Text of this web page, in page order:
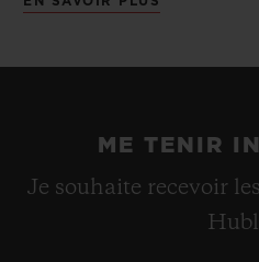
Développé
qu’un indicateur pour
de 5 jours à 8h.
grande couronne
ME TENIR
Je souhaite recevoir